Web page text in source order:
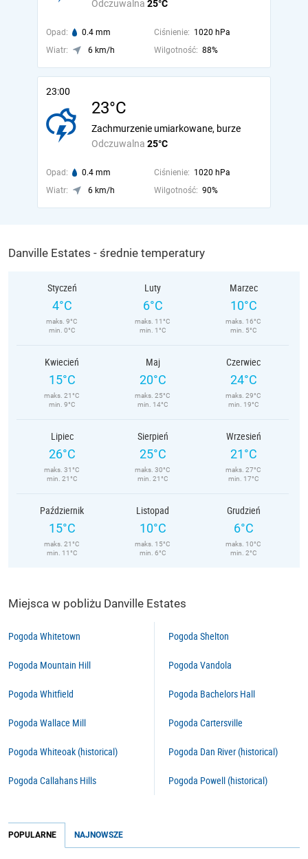
Odczuwalna 25°C
Opad: 0.4 mm Ciśnienie: 1020 hPa
Wiatr:
6 km/h Wilgotność: 88%
23:00
23°C
Odczuwalna 25°C
Zachmurzenie umiarkowane, burze
Opad: 0.4 mm Ciśnienie: 1020 hPa
Wiatr:
6 km/h Wilgotność: 90%
Danville Estates - średnie temperatury
Styczeń
4°C
maks. 9°C
min. 0°C
Luty
6°C
maks. 11°C
min. 1°C
Marzec
10°C
maks. 16°C
min. 5°C
Kwiecień
15°C
maks. 21°C
min. 9°C
Maj
20°C
maks. 25°C
min. 14°C
Czerwiec
24°C
maks. 29°C
min. 19°C
Lipiec
26°C
maks. 31°C
min. 21°C
Sierpień
25°C
maks. 30°C
min. 21°C
Wrzesień
21°C
maks. 27°C
min. 17°C
Październik
15°C
maks. 21°C
min. 11°C
Listopad
10°C
maks. 15°C
min. 6°C
Grudzień
6°C
maks. 10°C
min. 2°C
Miejsca w pobliżu Danville Estates
Pogoda Whitetown
Pogoda Mountain Hill
Pogoda Whitfield
Pogoda Wallace Mill
Pogoda Whiteoak (historical)
Pogoda Callahans Hills
Pogoda Shelton
Pogoda Vandola
Pogoda Bachelors Hall
Pogoda Cartersville
Pogoda Dan River (historical)
Pogoda Powell (historical)
POPULARNE NAJNOWSZE